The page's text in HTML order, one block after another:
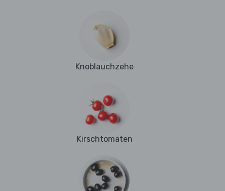
Knoblauchzehe
Kirschtomaten